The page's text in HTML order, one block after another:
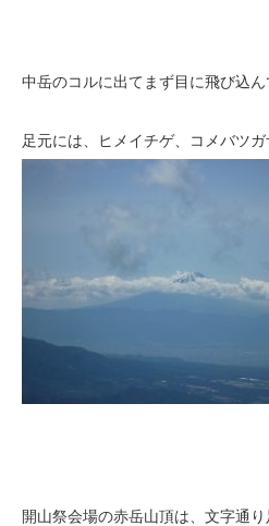
中岳のコルに出てまず目に飛び込ん
足元には、ヒメイチゲ、コメバツ
開山祭会場の赤岳山頂は、文字通